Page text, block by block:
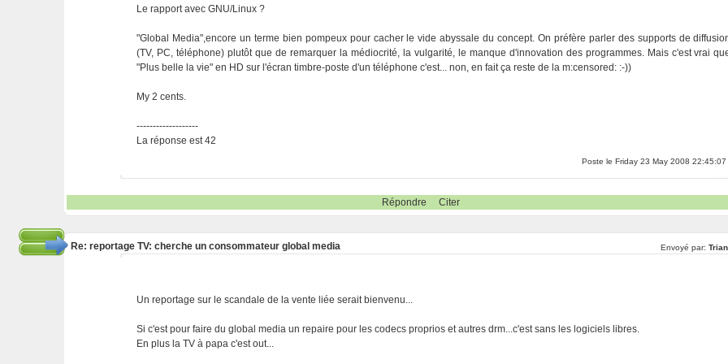
Le rapport avec GNU/Linux ?
"Global Media",encore un terme bien pompeux pour cacher le vide abyssale du concept. On préfère parler des supports de
(TV, PC, téléphone) plutôt que de remarquer la médiocrité, la vulgarité, le manque d'innovation des programmes. Mais c'est vrai
"Plus belle la vie" en HD sur l'écran timbre-poste d'un téléphone c'est... non, en fait ça reste de la m:censored: :-))
My 2 cents.
-------------------
La réponse est 42
Poste le Friday 23 May 2008 22:45:07
Répondre Citer
Re: reportage TV: cherche un consommateur global media Envoyé par:
Un reportage sur le scandale de la vente liée serait bienvenu...
Si c'est pour faire du global media un repaire pour les codecs proprios et autres drm...c'est sans les logiciels libres.
En plus la TV à papa c'est out...